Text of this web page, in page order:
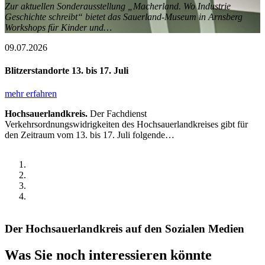
Zur aktuellen Sonderausstellung „Macherland. Wo Industrie
Geschichte schreibt“ bietet das Sauerland-Museum in Arnsberg
Workshops für Kinder und…
09.07.2026
Blitzerstandorte 13. bis 17. Juli
mehr erfahren
Hochsauerlandkreis. Der Fachdienst
Verkehrsordnungswidrigkeiten des Hochsauerlandkreises gibt für
den Zeitraum vom 13. bis 17. Juli folgende…
Der Hochsauerlandkreis auf den Sozialen Medien
Was Sie noch interessieren könnte